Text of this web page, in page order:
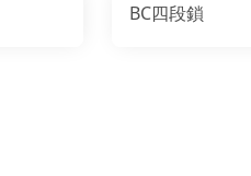
BC四段鎖